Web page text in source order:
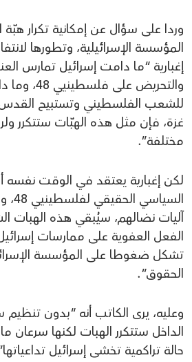
وردا على سؤال عن إمكانية تكرار هبّة
المؤسسة الإسرائيلية، وتطورها
إغبارية “ما دامت إسرائيل تمارس
والتحريض
للشعب الفلسطيني وتستبيح
غزة، فإن مثل هذه الهبّات ستتكرر
مختلفة”.
لكن إغبارية يعتقد في الوقت نفسه
آليات نضالهم، سيُبقي هذه الهبات
الفعل العفوية على ممارسات
تشكل ضغوطا على المؤسسة
الحقوق”.
وعليه، يرى الكاتب أنه “بدون
الداخل ستتكرر الهبات لكنها
حالة تراكمية تخشى إسرائيل